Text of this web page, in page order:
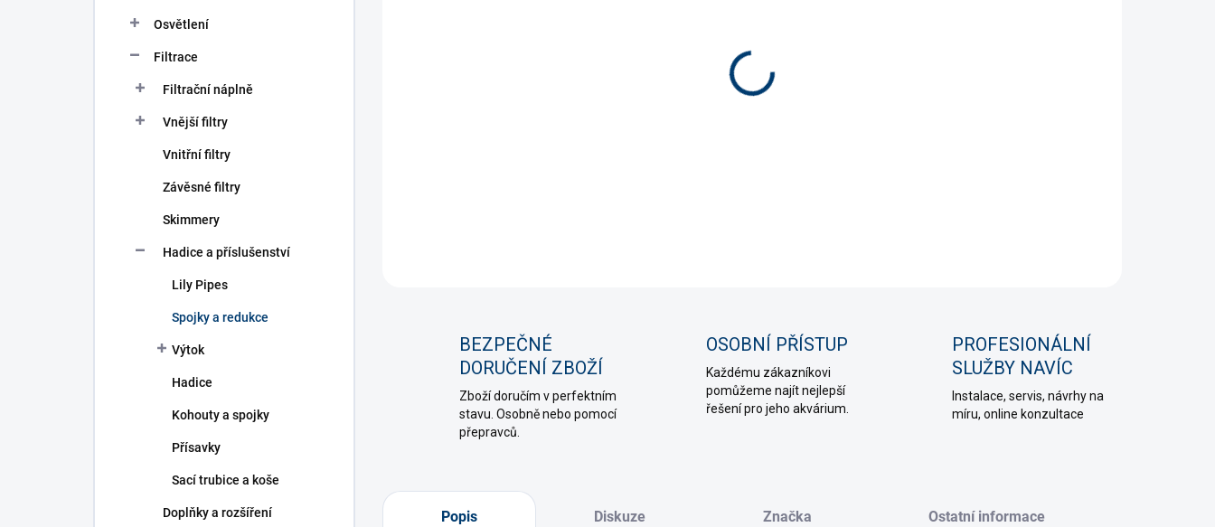
Osvětlení
Filtrace
Filtrační náplně
Vnější filtry
Vnitřní filtry
Závěsné filtry
Skimmery
Hadice a příslušenství
Lily Pipes
Spojky a redukce
Výtok
Hadice
Kohouty a spojky
Přísavky
Sací trubice a koše
Doplňky a rozšíření
BEZPEČNÉ
DORUČENÍ ZBOŽÍ
Zboží doručím v perfektním
stavu. Osobně nebo pomocí
přepravců.
OSOBNÍ PŘÍSTUP
Každému zákazníkovi
pomůžeme najít nejlepší
řešení pro jeho akvárium.
PROFESIONÁLNÍ
SLUŽBY NAVÍC
Instalace, servis, návrhy na
míru, online konzultace
Popis Diskuze Značka Ostatní informace